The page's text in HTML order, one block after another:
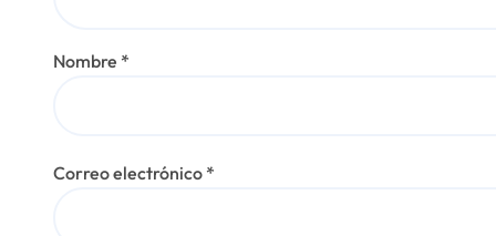
Nombre *
Correo electrónico *